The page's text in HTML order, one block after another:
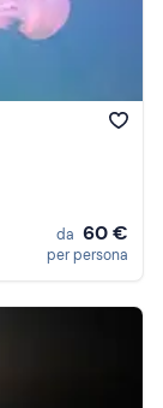
da 60 €
per persona